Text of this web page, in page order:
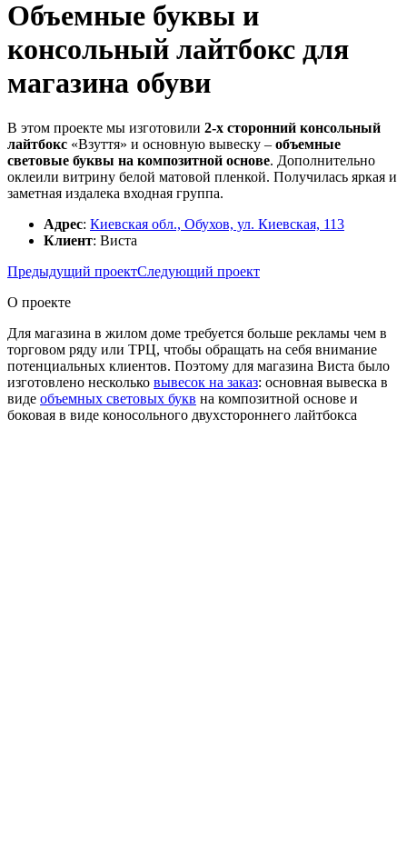
Объемные буквы и
консольный лайтбокс для
магазина обуви
В этом проекте мы изготовили 2-х сторонний консольный
лайтбокс «Взуття» и основную вывеску – объемные
световые буквы на композитной основе. Дополнительно
оклеили витрину белой матовой пленкой. Получилась яркая и
заметная издалека входная группа.
Адрес: Киевская обл., Обухов, ул. Киевская, 113
Клиент: Виста
Предыдущий проектСледующий проект
О проекте
Для магазина в жилом доме требуется больше рекламы чем в
торговом ряду или ТРЦ, чтобы обращать на себя внимание
потенциальных клиентов. Поэтому для магазина Виста было
изготовлено несколько вывесок на заказ: основная вывеска в
виде объемных световых букв на композитной основе и
боковая в виде коносольного двухстороннего лайтбокса